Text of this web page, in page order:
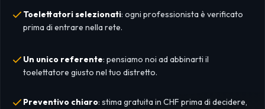
Toelettatori selezionati: ogni professionista è verificato
prima di entrare nella rete.
Un unico referente: pensiamo noi ad abbinarti il
toelettatore giusto nel tuo distretto.
Preventivo chiaro: stima gratuita in CHF prima di decidere,